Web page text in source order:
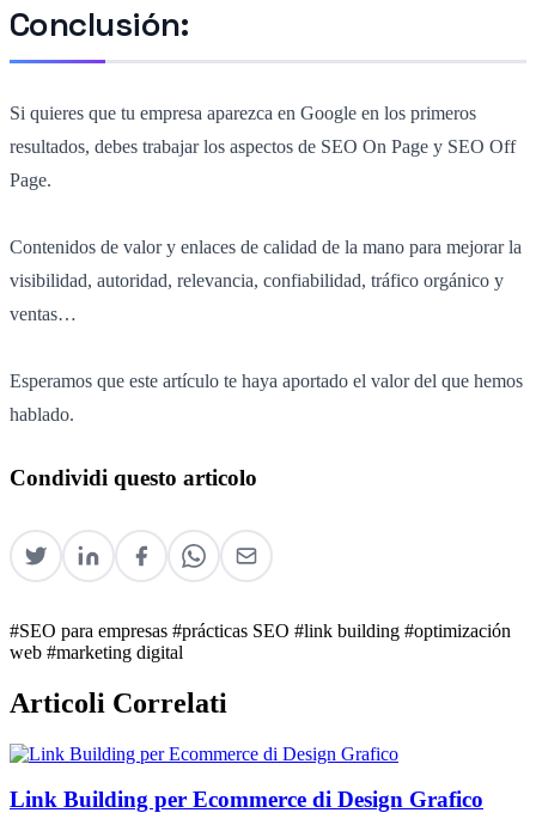
Conclusión:
Si quieres que tu empresa aparezca en Google en los primeros
resultados, debes trabajar los aspectos de SEO On Page y SEO Off
Page.
Contenidos de valor y enlaces de calidad de la mano para mejorar la
visibilidad, autoridad, relevancia, confiabilidad, tráfico orgánico y
ventas…
Esperamos que este artículo te haya aportado el valor del que hemos
hablado.
Condividi questo articolo
#SEO para empresas #prácticas SEO #link building #optimización
web #marketing digital
Articoli Correlati
Link Building per Ecommerce di Design Grafico